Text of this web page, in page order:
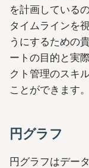
を計画している
タイムラインを
うにするための
ートの目的と実
クト管理のスキ
ことができます。
円グラフ
円グラフはデー